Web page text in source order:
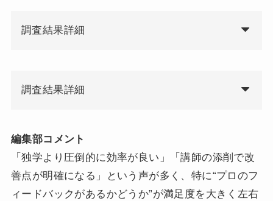
調査結果詳細
調査結果詳細
編集部コメント
「独学より圧倒的に効率が良い」「講師の添削で改
善点が明確になる」という声が多く、特に“プロのフ
ィードバックがあるかどうか”が満足度を大きく左右